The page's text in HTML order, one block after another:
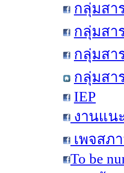
กลุ่มสา
กลุ่มสา
กลุ่มสา
กลุ่มสา
IEP
งานแน
เพจสภ
To be